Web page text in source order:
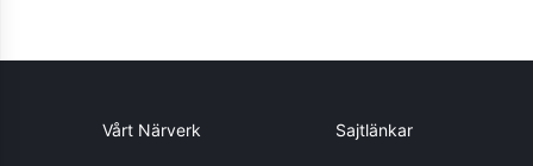
Vårt Närverk Sajtlänkar